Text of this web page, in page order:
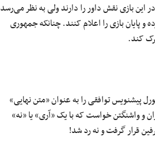
این بازی نقش داور را دارند ولی به نظر می‌رسد
پایان بازی را اعلام کنند. چنانکه جمهوری
کند.
پیشنویس توافقی را به عنوان «متن نهایی»‌
و واشنگتن خواست که با یک «آری» یا «نه»
قرار گرفت و نه رد شد!